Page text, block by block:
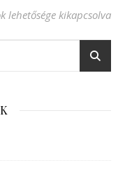
és fertőtlenítés
lehetősége kikapcsolva